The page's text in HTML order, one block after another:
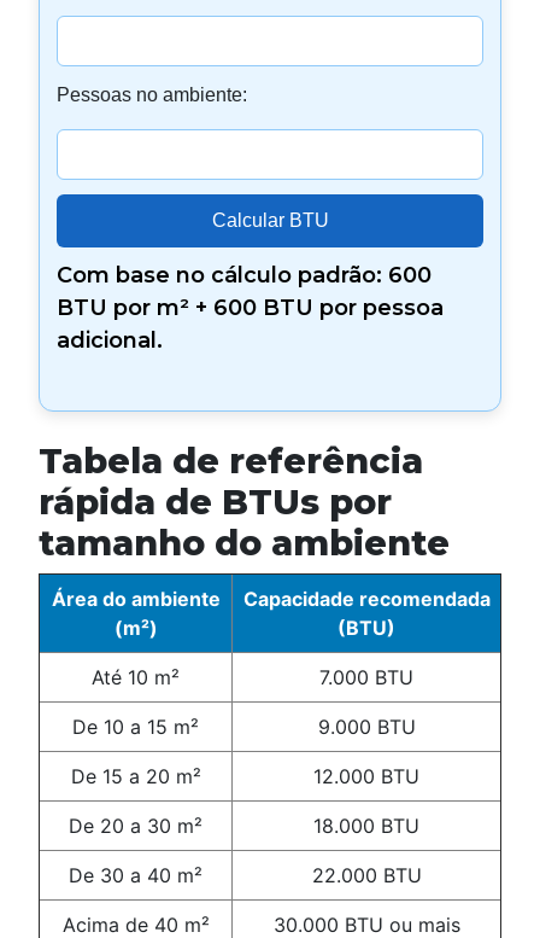
Pessoas no ambiente:
Calcular BTU
Com base no cálculo padrão: 600
BTU por m² + 600 BTU por pessoa
adicional.
Tabela de referência
rápida de BTUs por
tamanho do ambiente
Área do ambiente
(m²)
Capacidade recomendada
(BTU)
Até 10 m² 7.000 BTU
De 10 a 15 m² 9.000 BTU
De 15 a 20 m² 12.000 BTU
De 20 a 30 m² 18.000 BTU
De 30 a 40 m² 22.000 BTU
Acima de 40 m² 30.000 BTU ou mais